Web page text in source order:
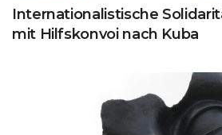
Internationalistische
mit Hilfskonvoi nach Kuba